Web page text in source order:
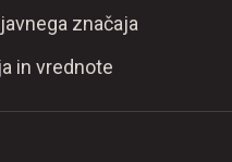
značaja
in vrednote